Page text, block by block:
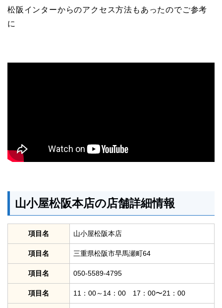
松阪インターからのアクセス方法もあったのでご参考
に
山小屋松阪本店の店舗詳細情報
項目名 山小屋松阪本店
項目名 三重県松阪市早馬瀬町64
項目名 050-5589-4795
項目名 11：00～14：00 17：00〜21：00